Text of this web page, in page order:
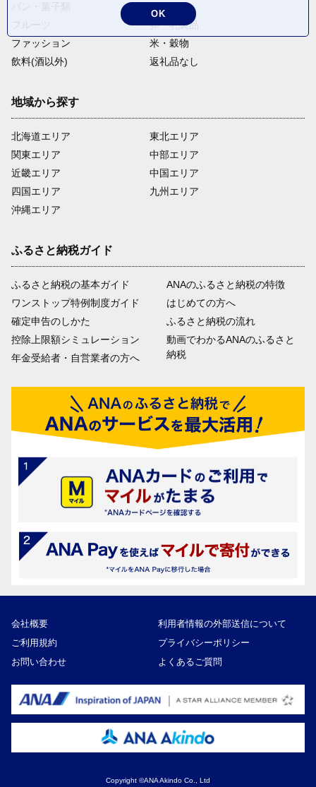
電化製品
卵・乳製品
ファッション
米・穀物
飲料(酒以外)
返礼品なし
地域から探す
北海道エリア
関東エリア
近畿エリア
四国エリア
沖縄エリア
東北エリア
中部エリア
中国エリア
九州エリア
ふるさと納税ガイド
ふるさと納税の基本ガイド
ワンストップ特例制度ガイド
確定申告のしかた
控除上限額シミュレーション
年金受給者・自営業者の方へ
ANAのふるさと納税の特徴
はじめての方へ
ふるさと納税の流れ
動画でわかるANAのふるさと
納税
会社概要
利用者情報の外部送信について
ご利用規約
プライバシーポリシー
お問い合わせ
よくあるご質問
Copyright ©ANA Akindo Co., Ltd
OK